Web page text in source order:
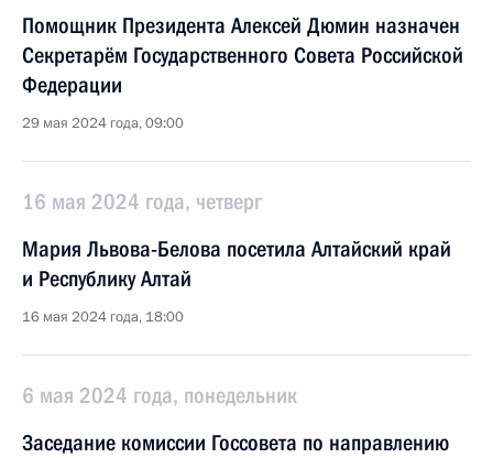
Помощник Президента Алексей Дюмин назначен
Секретарём Государственного Совета Российской
Федерации
29 мая 2024 года, 09:00
16 мая 2024 года, четверг
Мария Львова-Белова посетила Алтайский край
и Республику Алтай
16 мая 2024 года, 18:00
6 мая 2024 года, понедельник
Заседание комиссии Госсовета по направлению